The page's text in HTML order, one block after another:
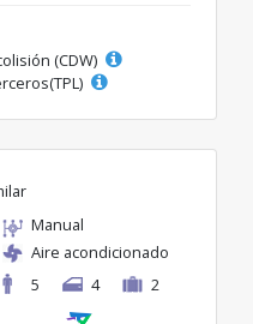
(CDW)
Manual
Aire acondicionado
5
4 2